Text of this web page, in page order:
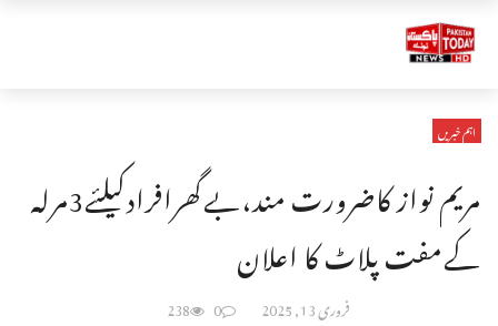
اہم خبریں
مریم نواز کاضرورت مند،بےگھرافرادکیلئے3مرلہ
کےمفت پلاٹ کا اعلان
فروری 13, 2025 0
238